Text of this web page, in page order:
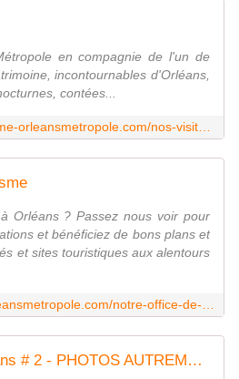
en compagnie de l'un de
incontournables d'Orléans,
contées...
Orléans ? Passez nous voir pour
et bénéficiez de bons plans et
et sites touristiques aux alentours
Le Street art à Orléans # 2 - PHOTOS AUTREMENT avec Clodelle